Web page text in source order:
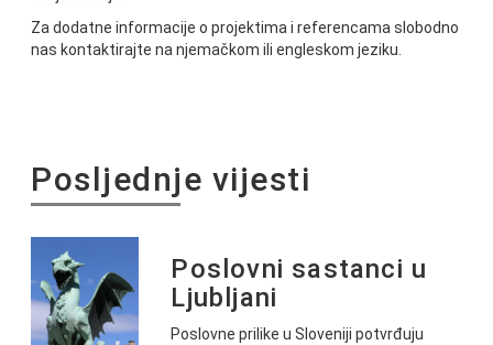
Za dodatne informacije o projektima i referencama slobodno
nas kontaktirajte na njemačkom ili engleskom jeziku.
Posljednje vijesti
Poslovni sastanci u
Ljubljani
Poslovne prilike u Sloveniji potvrđuju